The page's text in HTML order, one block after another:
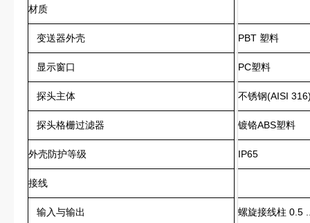
材质
变送器外壳 PBT 塑料
显示窗口 PC塑料
探头主体 不锈钢(AISI
探头格栅过滤器 镀铬ABS塑料
外壳防护等级 IP65
接线
输入与输出 螺旋接线柱 0.5